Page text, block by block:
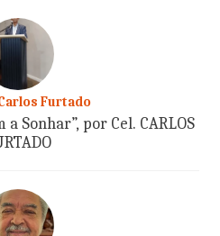
Furtado
Sonhar”, por Cel. CARLOS